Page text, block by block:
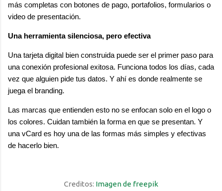
más completas con botones de pago, portafolios, formularios o
video de presentación.
Una herramienta silenciosa, pero efectiva
Una tarjeta digital bien construida puede ser el primer paso para
una conexión profesional exitosa. Funciona todos los días, cada
vez que alguien pide tus datos. Y ahí es donde realmente se
juega el branding.
Las marcas que entienden esto no se enfocan solo en el logo o
los colores. Cuidan también la forma en que se presentan. Y
una vCard es hoy una de las formas más simples y efectivas
de hacerlo bien.
Creditos: Imagen de freepik